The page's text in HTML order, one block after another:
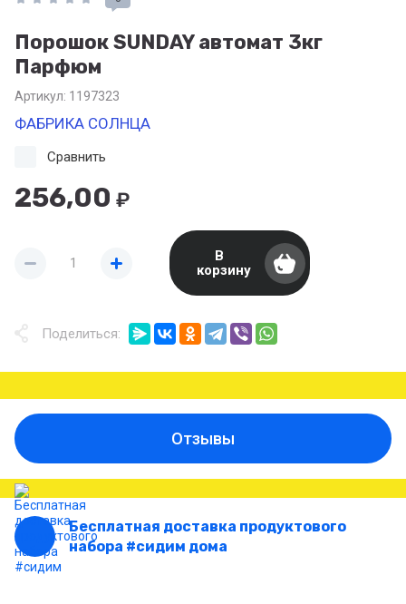
Порошок SUNDAY автомат 3кг
Парфюм
Артикул: 1197323
ФАБРИКА СОЛНЦА
256,00 ₽
Сравнить
В
корзину
Поделиться:
Отзывы
Бесплатная доставка продуктового
набора #сидим дома